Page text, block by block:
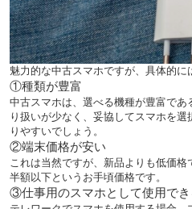
魅力的な中古スマホですが、具体的に
①種類が豊富
中古スマホは、選べる機種が豊富で
り扱いが少なく、妥協してスマホを
りやすいでしょう。
②端末価格が安い
これは当然ですが、新品よりも低価
半額以下というお手頃価格です。
③仕事用のスマホとして使用でき